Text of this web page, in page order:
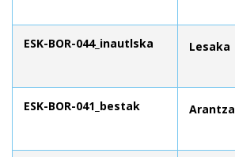
ESK-BOR-044_inautlska Lesaka
ESK-BOR-041_bestak Arantza